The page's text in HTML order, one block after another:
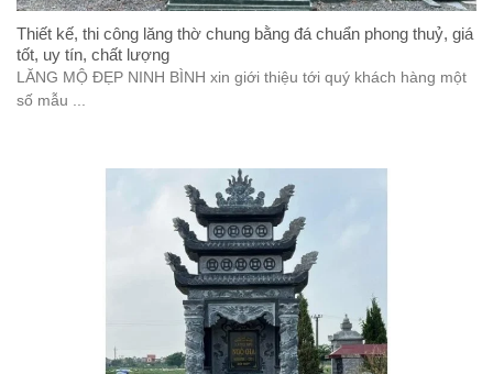
Thiết kế, thi công lăng thờ chung bằng đá chuẩn phong thuỷ, giá
tốt, uy tín, chất lượng
LĂNG MỘ ĐẸP NINH BÌNH xin giới thiệu tới quý khách hàng một
số mẫu ...